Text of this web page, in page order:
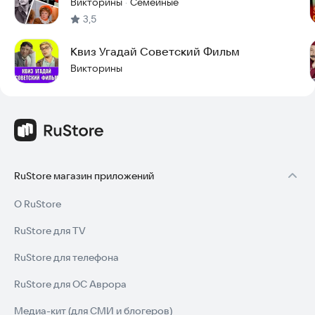
кадры, чтобы игра оставалась свежей и разнообразной.
Скачивайте «Советские фильмы: угадай кадр» прямо сейчас,
освежайте в памяти любимые ленты и открывайте для себя
новые страницы великого кино — где угодно и когда угодно!
·
3,5
Квиз Угадай Советский Фильм
Викторины
RuStore магазин приложений
О RuStore
RuStore для TV
RuStore для телефона
RuStore для ОС Аврора
Медиа-кит (для СМИ и блогеров)